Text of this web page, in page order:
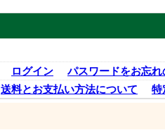
ログイン
パスワードをお忘れ
送料とお支払い方法について
特